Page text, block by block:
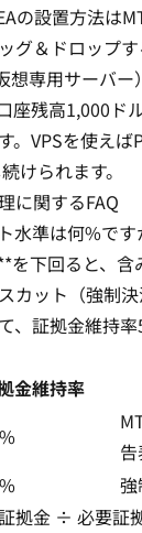
の設置方法は
グ＆ドロップす
想専用サーバー
座残高1,000ド
。VPSを使え
けられます。
に関するFAQ
水準は何%です
下回ると、含
カット（強制
、証拠金維持
金維持率
拠金 ÷ 必要証